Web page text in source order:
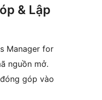
& Lập
Manager for
nguồn mở.
góp vào